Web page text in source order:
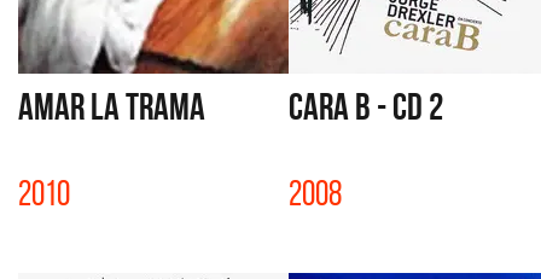
AMAR LA TRAMA
2010
CARA B - CD 2
2008